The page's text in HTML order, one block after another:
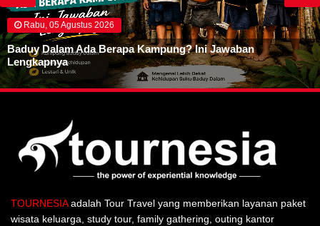
Rabu, 05 Agustus 2026
Baduy Dalam Ada Berapa Kampung? Ini Jawaban
Lengkapnya
TOURNESIAadalah Tour Travel yang memberikan layanan paket
wisata keluarga, study tour, family gathering, outing kantor